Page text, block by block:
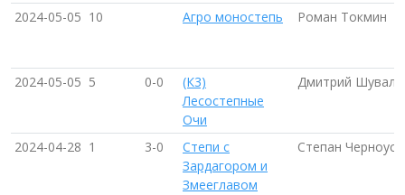
2024-05-05 10 Агро моностепь Роман Токмин
2024-05-05 5 0-0
(К3)
Лесостепные
Очи
Дмитрий
2024-04-28 1 3-0
Степи с
Зардагором и
Змееглавом
Степан